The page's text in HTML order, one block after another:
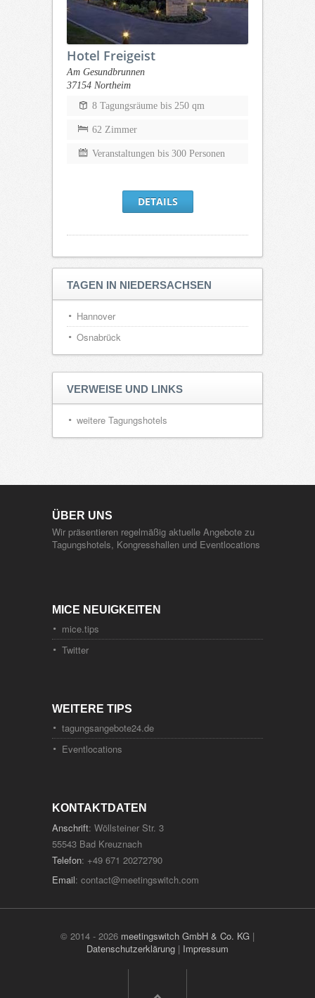
Hotel Freigeist
Am Gesundbrunnen
37154 Northeim
8 Tagungsräume bis 250 qm
62 Zimmer
Veranstaltungen bis 300 Personen
DETAILS
TAGEN IN NIEDERSACHSEN
Hannover
Osnabrück
VERWEISE UND LINKS
weitere Tagungshotels
ÜBER UNS
Wir präsentieren regelmäßig aktuelle Angebote zu
Tagungshotels, Kongresshallen und Eventlocations
MICE NEUIGKEITEN
mice.tips
Twitter
WEITERE TIPS
tagungsangebote24.de
Eventlocations
KONTAKTDATEN
Anschrift: Wöllsteiner Str. 3
55543 Bad Kreuznach
Telefon: +49 671 20272790
Email: contact@meetingswitch.com
© 2014 - 2026 meetingswitch GmbH & Co. KG |
Datenschutzerklärung | Impressum